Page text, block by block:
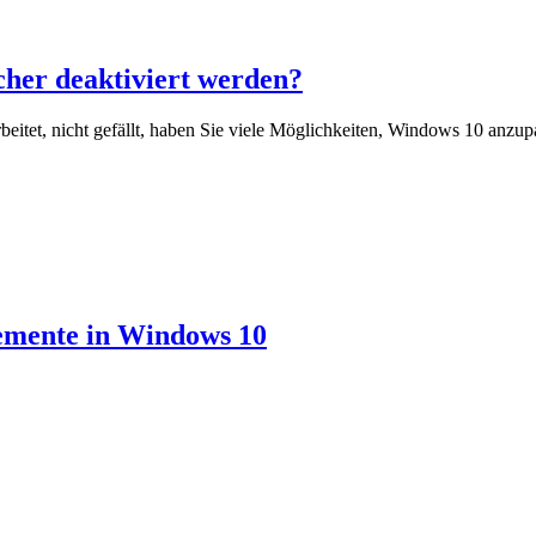
deaktiviert werden?
nicht gefällt, haben Sie viele Möglichkeiten, Windows 10
in Windows 10